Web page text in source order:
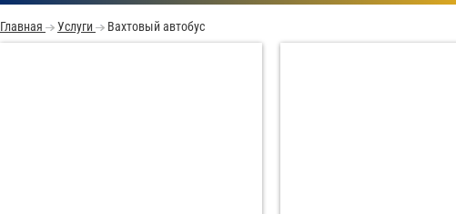
Главная Услуги Вахтовый автобус